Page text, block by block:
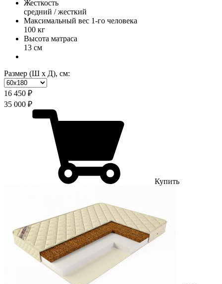
Жесткость
средний / жесткий
Максимальный вес 1-го человека
100 кг
Высота матраса
13 см
Размер (Ш х Д), см:
16 450 ₽
35 000 ₽
Купить